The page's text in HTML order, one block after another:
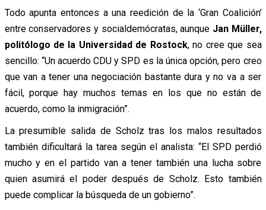
Todo apunta entonces a una reedición de la ‘Gran Coalición’
entre conservadores y socialdemócratas, aunque Jan Müller,
politólogo de la Universidad de Rostock, no cree que sea
sencillo: “Un acuerdo CDU y SPD es la única opción, pero creo
que van a tener una negociación bastante dura y no va a ser
fácil, porque hay muchos temas en los que no están de
acuerdo, como la inmigración”.
La presumible salida de Scholz tras los malos resultados
también dificultará la tarea según el analista: “El SPD perdió
mucho y en el partido van a tener también una lucha sobre
quien asumirá el poder después de Scholz. Esto también
puede complicar la búsqueda de un gobierno”.